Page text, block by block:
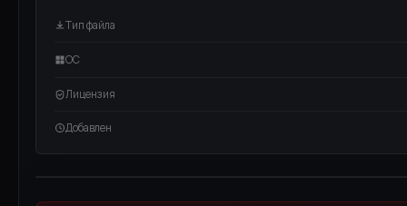
Тип файла
ОС
Лицензия
Добавлен
СМОТРЕТЬ ВИДЕО